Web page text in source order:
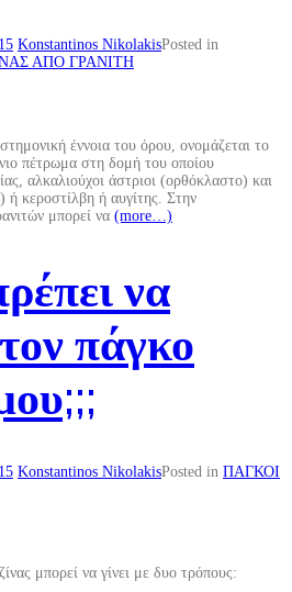
Konstantinos NikolakisPosted in
ΑΠΟ ΓΡΑΝΙΤΗ
έννοια του όρου, ονομάζεται το
πέτρωμα στη δομή του οποίου
αλκαλιούχοι άστριοι (ορθόκλαστο) και
ή κεροστίλβη ή αυγίτης. Στην
μπορεί να (more…)
να
πάγκο
Konstantinos NikolakisPosted in ΠΑΓΚΟΙ
μπορεί να γίνει με δυο τρόπους: